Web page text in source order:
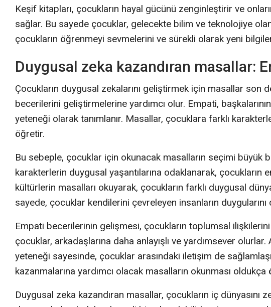
Keşif kitapları, çocukların hayal gücünü zenginleştirir ve
sağlar. Bu sayede çocuklar, gelecekte bilim ve teknolojiye
çocukların öğrenmeyi sevmelerini ve sürekli olarak yeni
Duygusal zeka kazandıran masallar:
Çocukların duygusal zekalarını geliştirmek için masallar son
becerilerini geliştirmelerine yardımcı olur. Empati,
yeteneği olarak tanımlanır. Masallar, çocuklara farklı
öğretir.
Bu sebeple, çocuklar için okunacak masalların seçimi büyük
karakterlerin duygusal yaşantılarına odaklanarak, çocukların
kültürlerin masalları okuyarak, çocukların farklı duygusal
sayede, çocuklar kendilerini çevreleyen insanların
Empati becerilerinin gelişmesi, çocukların toplumsal
çocuklar, arkadaşlarına daha anlayışlı ve yardımsever olurlar.
yeteneği sayesinde, çocuklar arasındaki iletişim de
kazanmalarına yardımcı olacak masalların okunması oldukça
Duygusal zeka kazandıran masallar, çocukların iç